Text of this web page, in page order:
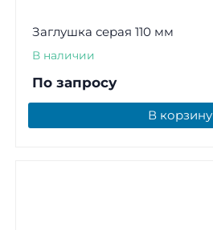
Заглушка серая 110 мм
В наличии
По запросу
В корзину